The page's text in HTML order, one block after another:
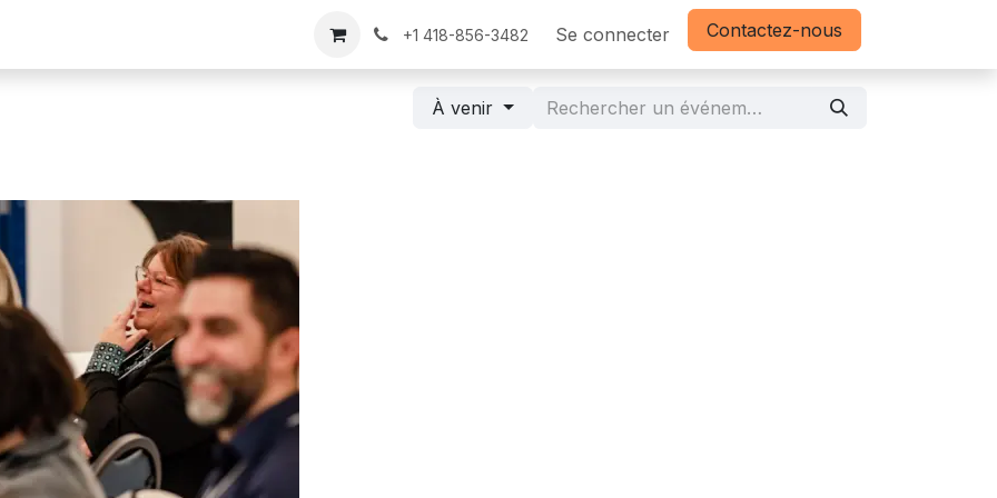
+1 418-856-3482 Se connecter Contactez-nous
À venir